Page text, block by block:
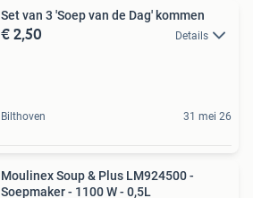
Set van 3 'Soep van de Dag' kommen
€ 2,50 Details
Bilthoven 31 mei 26
Moulinex Soup & Plus LM924500 -
Soepmaker - 1100 W - 0,5L